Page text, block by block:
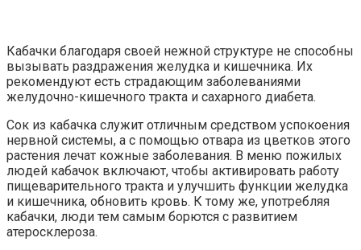
Кабачки благодаря своей нежной структуре не способны
вызывать раздражения желудка и кишечника. Их
рекомендуют есть страдающим заболеваниями
желудочно-кишечного тракта и сахарного диабета.
Сок из кабачка служит отличным средством успокоения
нервной системы, а с помощью отвара из цветков этого
растения лечат кожные заболевания. В меню пожилых
людей кабачок включают, чтобы активировать работу
пищеварительного тракта и улучшить функции желудка
и кишечника, обновить кровь. К тому же, употребляя
кабачки, люди тем самым борются с развитием
атеросклероза.